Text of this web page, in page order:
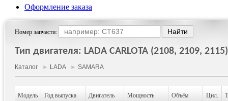
Оформление заказа
Номер запчасти:
Тип двигателя: LADA CARLOTA (2108, 2109,
Каталог ► LADA► SAMARA
Модель Год выпуска Двигатель Мощность Объём Цил.